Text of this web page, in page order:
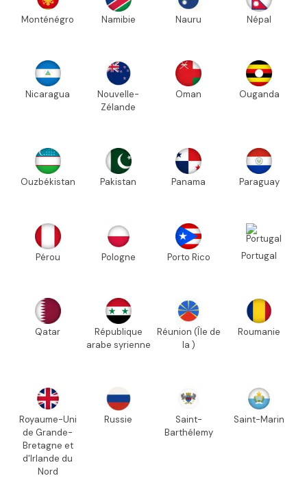
Monténégro Namibie Nauru Népal
Nicaragua
Nouvelle-
Zélande
Oman Ouganda
Ouzbékistan Pakistan Panama Paraguay
Pérou Pologne Porto Rico Portugal
Qatar
République
arabe syrienne
Réunion (Île de
la )
Roumanie
Royaume-Uni
de Grande-
Bretagne et
d'Irlande du
Nord
Russie
Saint-
Barthélemy
Saint-Marin